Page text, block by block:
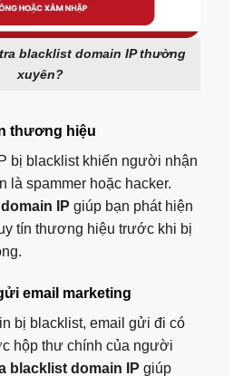
blacklist domain IP thường
xuyên?
thương hiệu
bị blacklist khiến người nhận
là spammer hoặc hacker.
IP giúp bạn phát hiện
tín thương hiệu trước khi bị
email marketing
bị blacklist, email gửi đi có
hộp thư chính của người
blacklist domain IP giúp